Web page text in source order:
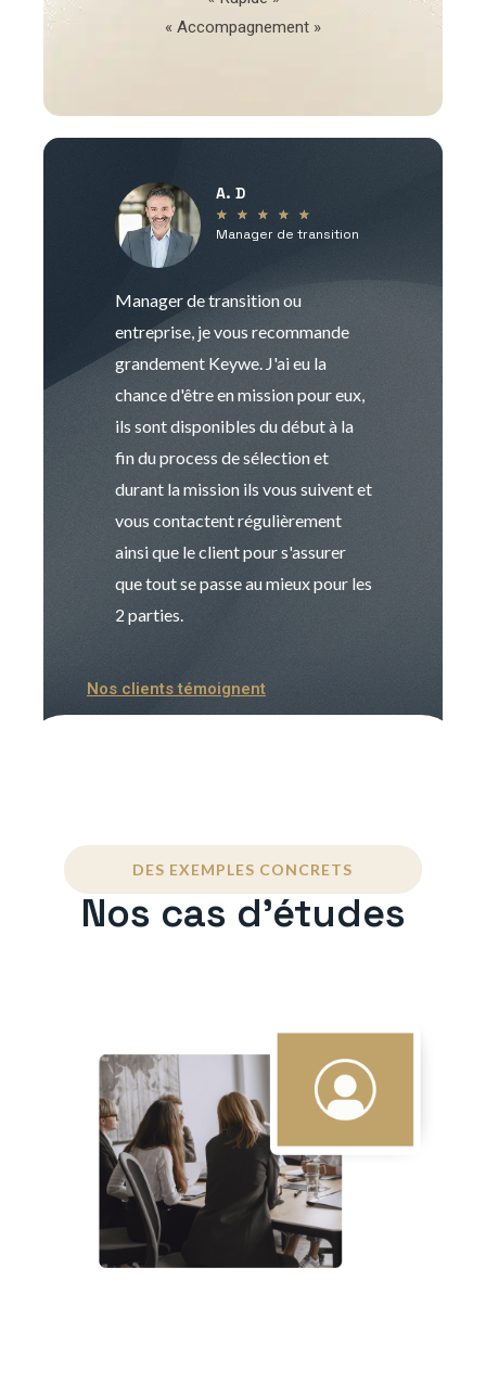
« Accompagnement »
A. D
★ ★ ★ ★ ★
Manager de transition
Manager de transition ou
entreprise, je vous recommande
grandement Keywe. J'ai eu la
chance d'être en mission pour eux,
ils sont disponibles du début à la
fin du process de sélection et
durant la mission ils vous suivent et
vous contactent régulièrement
ainsi que le client pour s'assurer
que tout se passe au mieux pour les
2 parties.
Nos clients témoignent
DES EXEMPLES CONCRETS
Nos cas d'études